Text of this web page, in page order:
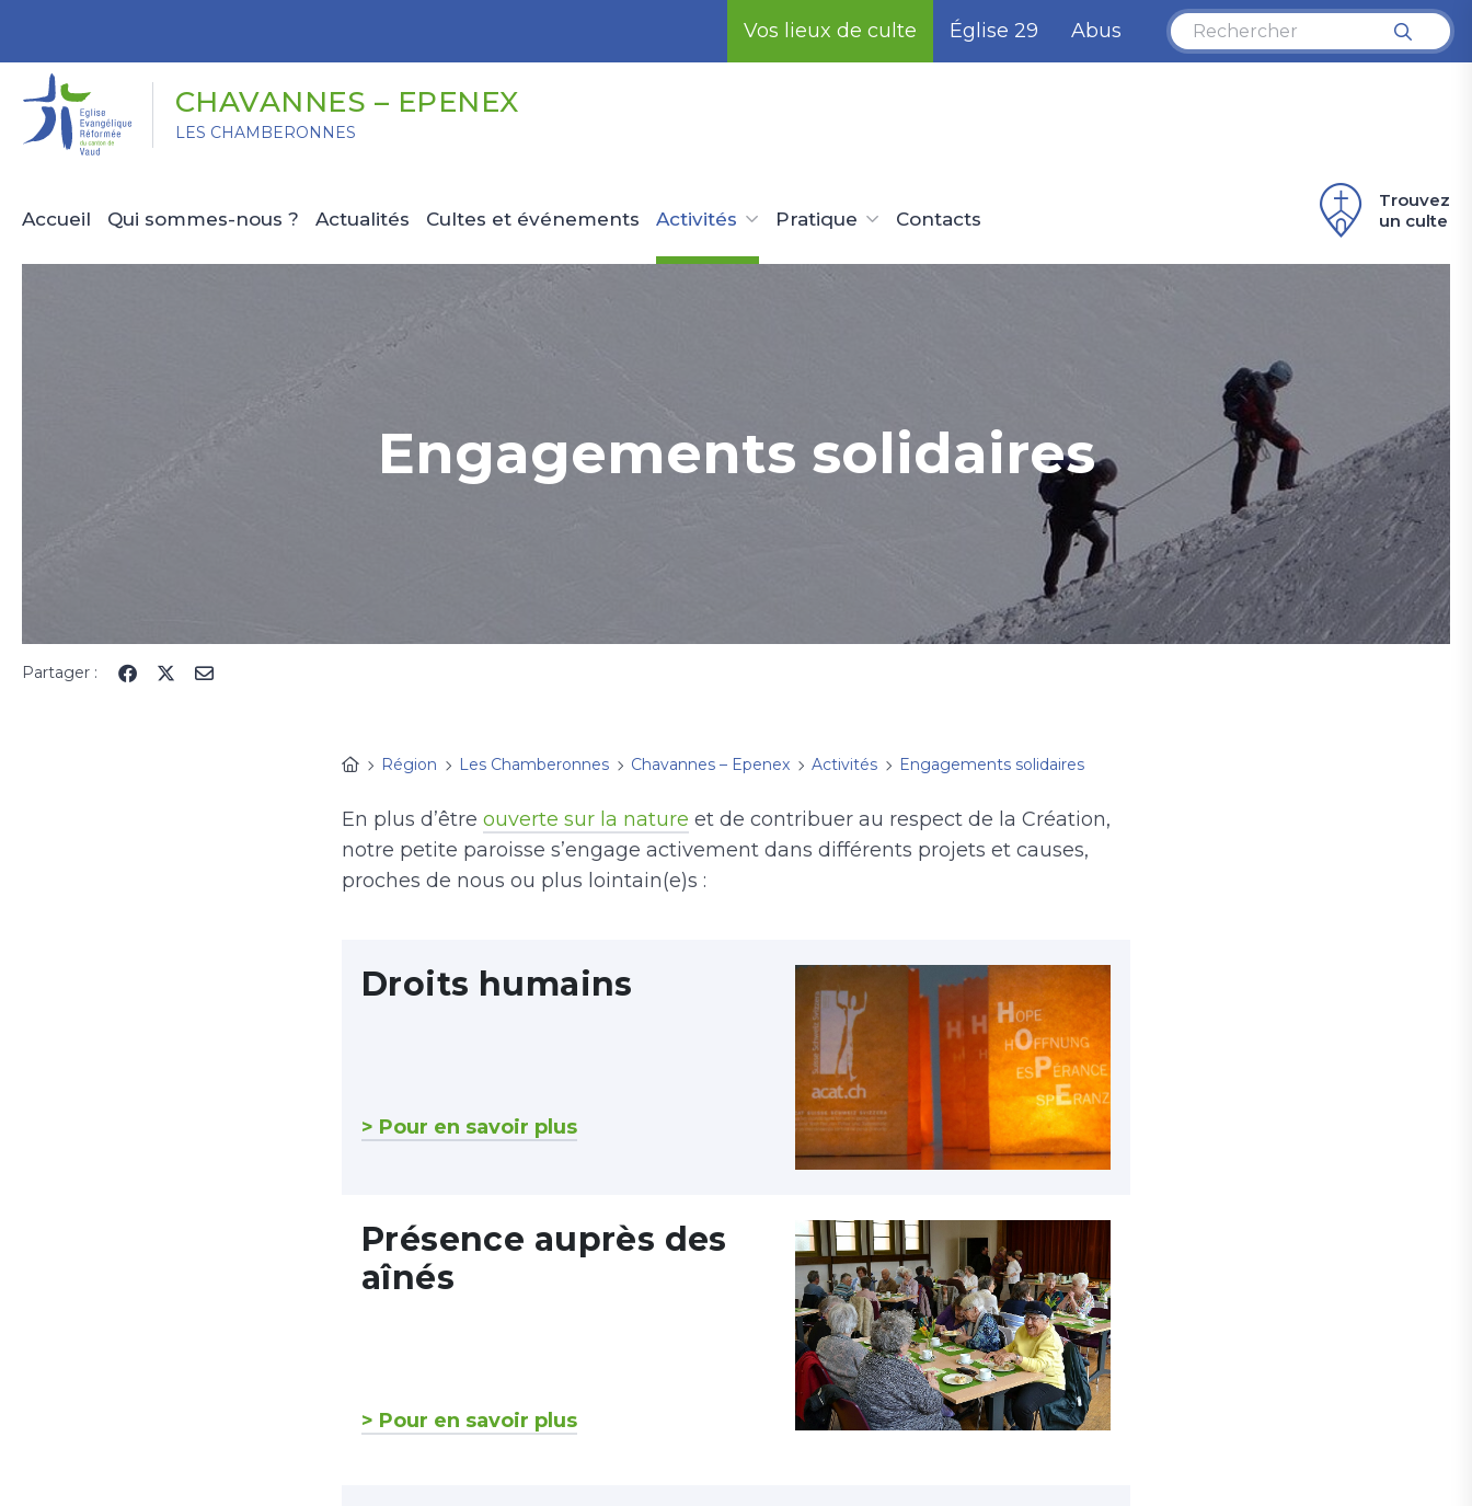
Vos lieux de culte Église 29 Abus
CHAVANNES – EPENEX
LES CHAMBERONNES
Accueil Qui sommes-nous ? Actualités Cultes et événements Activités Pratique Contacts
Trouvez
un culte
Engagements solidaires
Partager :
Région Les Chamberonnes Chavannes – Epenex Activités Engagements solidaires
En plus d’être ouverte sur la nature et de contribuer au respect de la Création,
notre petite paroisse s’engage activement dans différents projets et causes,
proches de nous ou plus lointain(e)s :
Droits humains
> Pour en savoir plus
Présence auprès des
aînés
> Pour en savoir plus